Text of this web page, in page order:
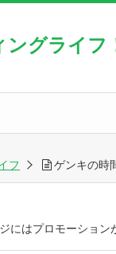
ングライフ
フ ゲンキの時
にはプロモーション